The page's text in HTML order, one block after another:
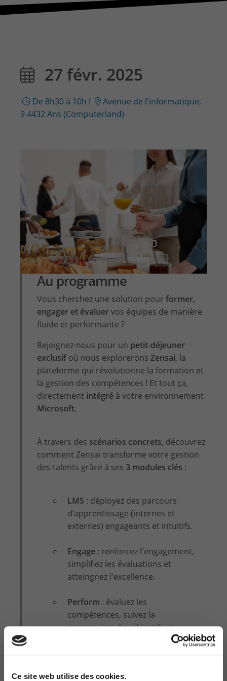
Ce site web utilise des cookies.
CONTACT & PLAN D'ACCES
27 févr. 2025
De 8h30 à 10h I
Avenue de l'informatique,
9 4432 Ans (Computerland)
Au programme
Vous cherchez une solution pour former,
engager et évaluervos équipes de manière
fluide et performante ?
Rejoignez-nous pour un petit-déjeuner
exclusif où nous explorerons Zensai, la
plateforme qui révolutionne la formation et
la gestion des compétences ! Et tout ça,
directement intégré à votre environnement
Microsoft.
À travers des scénarios concrets, découvrez
comment Zensai transforme votre gestion
des talents grâce à ses 3 modules clés :
LMS : déployez des parcours
d’apprentissage (internes et
externes) engageants et intuitifs.
Engage : renforcez l'engagement,
simplifiez les évaluations et
atteingnez l'excellence.
Perform : évaluez les
compétences, suivez la
progression des objectifset
identifiez les tendances au sein
de votre société